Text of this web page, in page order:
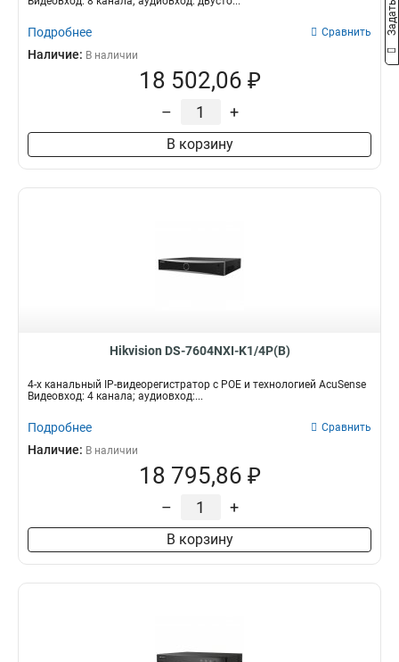
Подробнее Сравнить
Наличие: В наличии
18 502,06 ₽
– +
В корзину
Hikvision DS-7604NXI-K1/4P(B)
4-х канальный IP-видеорегистратор с POE и технологией AcuSense
Видеовход: 4 канала; аудиовход:...
Подробнее Сравнить
Наличие: В наличии
18 795,86 ₽
– +
В корзину